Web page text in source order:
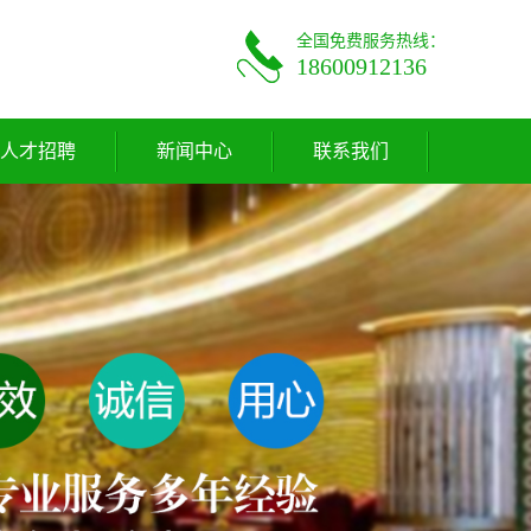
全国免费服务热线：
18600912136
人才招聘 新闻中心 联系我们